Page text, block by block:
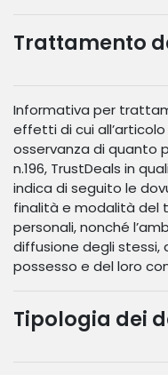
Trattamento
Informativa per
effetti di cui all’articolo
osservanza di quanto
n.196, TrustDeals in
indica di seguito le
finalità e modalità del
personali, nonché
diffusione degli stessi,
possesso e del loro
Tipologia dei